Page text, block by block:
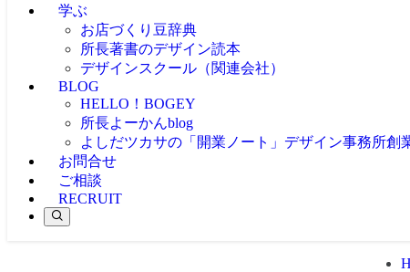
学ぶ
お店づくり豆辞典
所長著書のデザイン読本
デザインスクール（関連会社）
BLOG
HELLO！BOGEY
所長よーかんblog
よしだツカサの「開業ノート」 デザイン事務所創
お問合せ
ご相談
RECRUIT